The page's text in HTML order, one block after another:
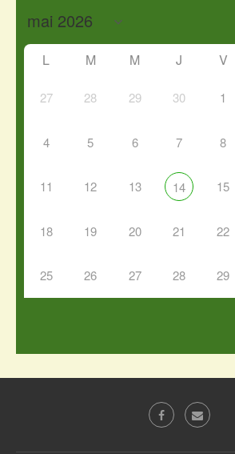
L M M J V
27 28 29 30 1
4 5 6 7 8
11 12 13 14 15
18 19 20 21 22
25 26 27 28 29